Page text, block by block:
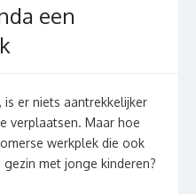
een
er niets aantrekkelijker
verplaatsen. Maar hoe
werkplek die ook
met jonge kinderen?